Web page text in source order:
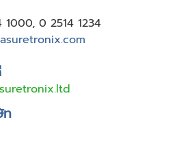
1000, 0 2514 1234
ท